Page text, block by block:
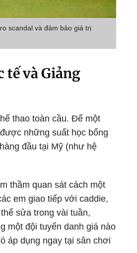
scandal và đảm bảo giá trị
tế và Giảng
thao toàn cầu. Để một
những suất học bổng
đầu tại Mỹ (như hệ
thầm quan sát cách một
em giao tiếp với caddie,
sửa trong vài tuần,
một đội tuyển danh giá nào
áp dụng ngay tại sân chơi